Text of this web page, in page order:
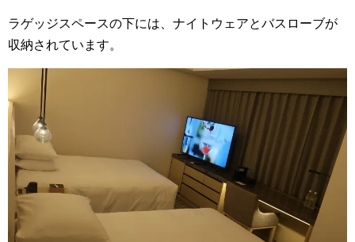
ラゲッジスペースの下には、ナイトウェアとバスローブが
収納されています。